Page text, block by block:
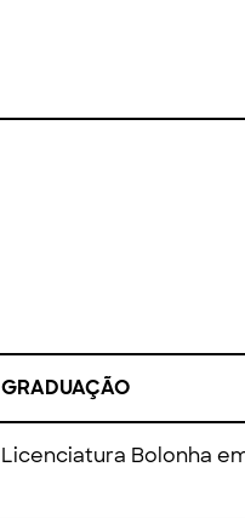
GRADUAÇÃO
Licenciatura Bolonha